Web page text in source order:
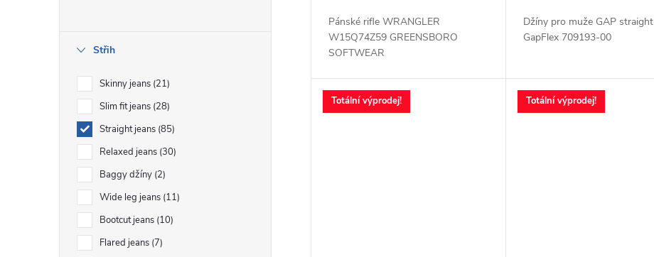
Střih
Skinny jeans 21
Slim fit jeans 28
Straight jeans 85
Relaxed jeans 30
Baggy džíny 2
Wide leg jeans 11
Bootcut jeans 10
Flared jeans 7
Pánské rifle WRANGLER
W15Q74Z59 GREENSBORO
SOFTWEAR
Džíny pro muže GAP straight
GapFlex 709193-00
Totální výprodej! Totální výprodej!